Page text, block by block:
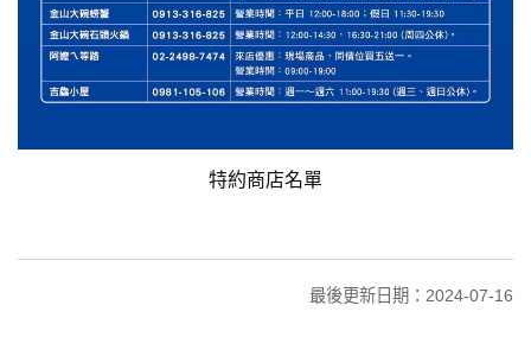
特約商店名單
最後更新日期：2024-07-16